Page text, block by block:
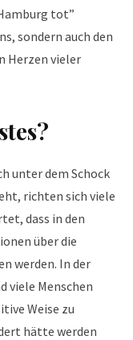
tot”
sondern auch den
Herzen vieler
unter dem Schock
richten sich viele
dass in den
über die
werden. In der
viele Menschen
Weise zu
hätte werden